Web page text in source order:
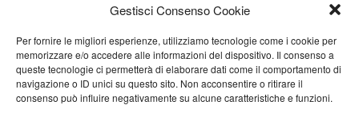
Gestisci Consenso Cookie
Per fornire le migliori esperienze, utilizziamo tecnologie come i cookie per
memorizzare e/o accedere alle informazioni del dispositivo. Il consenso a
queste tecnologie ci permetterà di elaborare dati come il comportamento di
navigazione o ID unici su questo sito. Non acconsentire o ritirare il
consenso può influire negativamente su alcune caratteristiche e funzioni.
NAVIGA PER
Mappa completa
Mappa categorie